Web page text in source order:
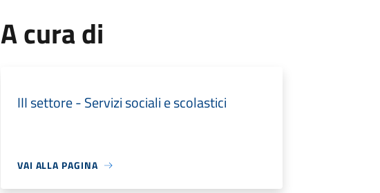
A cura di
III settore - Servizi sociali e scolastici
VAI ALLA PAGINA